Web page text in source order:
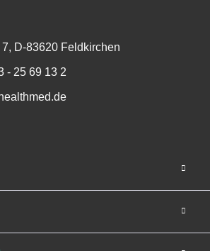
D-83620 Feldkirchen
- 25 69 13 2